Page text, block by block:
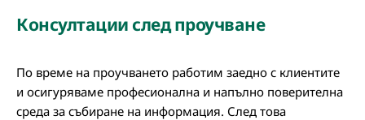
Консултации след проучване
По време на проучването работим заедно с клиентите
и осигуряваме професионална и напълно поверителна
среда за събиране на информация. След това